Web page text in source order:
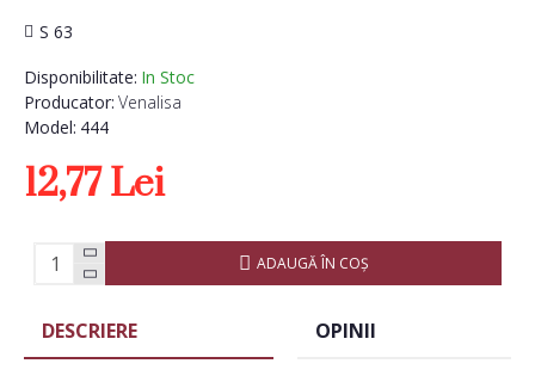
Disponibilitate: In Stoc
Producator: Venalisa
Model: 444
S 63
12,77 Lei
ADAUGĂ ÎN COŞ
DESCRIERE OPINII